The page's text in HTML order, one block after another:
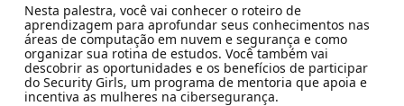
Nesta palestra, você vai conhecer o roteiro de
aprendizagem para aprofundar seus conhecimentos nas
áreas de computação em nuvem e segurança e como
organizar sua rotina de estudos. Você também vai
descobrir as oportunidades e os benefícios de participar
do Security Girls, um programa de mentoria que apoia e
incentiva as mulheres na cibersegurança.